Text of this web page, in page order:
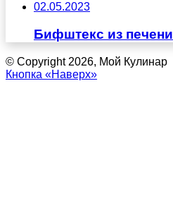
02.05.2023
Бифштекс из печени
© Copyright 2026, Мой Кулинар
Кнопка «Наверх»